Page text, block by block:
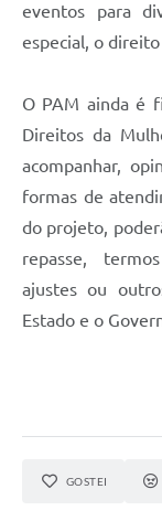
eventos para
especial, o
O PAM ainda é
Direitos da
acompanhar,
formas de
do projeto,
repasse,
ajustes ou
Estado e o
GOSTEI